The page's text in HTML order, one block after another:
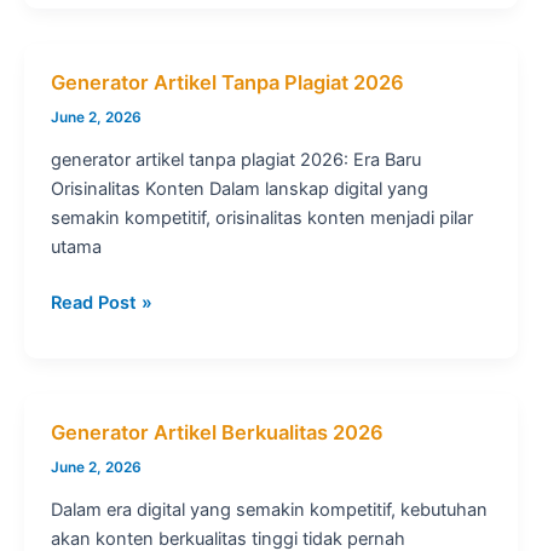
Lengkap
Memilih
Layanan
Penulisan
Konten
SEO
Copywriting
Generator Artikel Tanpa Plagiat 2026
June 2, 2026
generator artikel tanpa plagiat 2026: Era Baru
Orisinalitas Konten Dalam lanskap digital yang
semakin kompetitif, orisinalitas konten menjadi pilar
utama
Generator
Read Post »
Generator Artikel Berkualitas 2026
June 2, 2026
Dalam era digital yang semakin kompetitif, kebutuhan
akan konten berkualitas tinggi tidak pernah